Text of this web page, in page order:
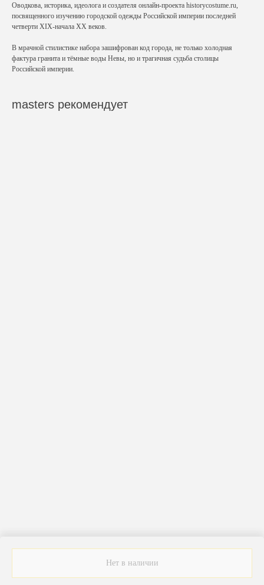
Нет в наличии
Оводкова, историка, идеолога и создателя онлайн-проекта historycostume.ru,
посвященного изучению городской одежды Российской империи последней
четверти XIX-начала ХХ веков.
В мрачной стилистике набора зашифрован код города, не только холодная
фактура гранита и тёмные воды Невы, но и трагичная судьба столицы
Российской империи.
masters рекомендует